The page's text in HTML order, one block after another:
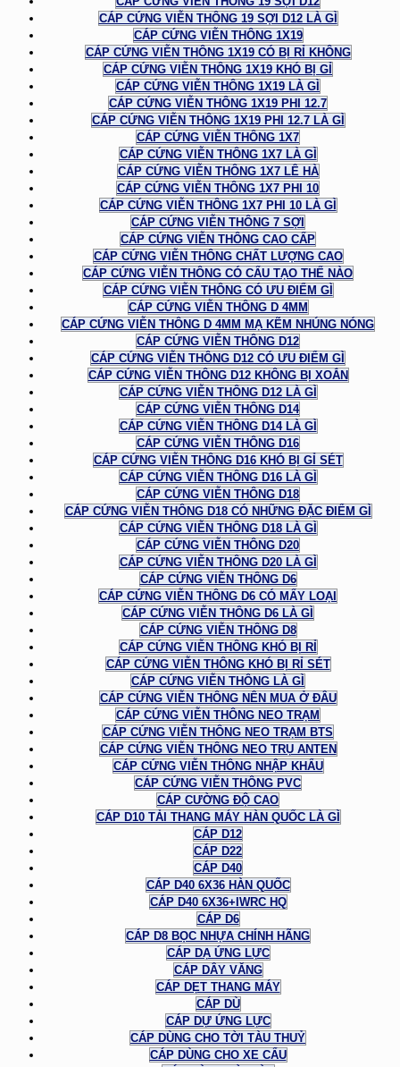
CÁP CỨNG VIỄN THÔNG 19 SỢI D12 LÀ GÌ
CÁP CỨNG VIỄN THÔNG 1X19
CÁP CỨNG VIỄN THÔNG 1X19 CÓ BỊ RỈ KHÔNG
CÁP CỨNG VIỄN THÔNG 1X19 KHÓ BỊ GỈ
CÁP CỨNG VIỄN THÔNG 1X19 LÀ GÌ
CÁP CỨNG VIỄN THÔNG 1X19 PHI 12.7
CÁP CỨNG VIỄN THÔNG 1X19 PHI 12.7 LÀ GÌ
CÁP CỨNG VIỄN THÔNG 1X7
CÁP CỨNG VIỄN THÔNG 1X7 LÀ GÌ
CÁP CỨNG VIỄN THÔNG 1X7 LÊ HÀ
CÁP CỨNG VIỄN THÔNG 1X7 PHI 10
CÁP CỨNG VIỄN THÔNG 1X7 PHI 10 LÀ GÌ
CÁP CỨNG VIỄN THÔNG 7 SỢI
CÁP CỨNG VIỄN THÔNG CAO CẤP
CÁP CỨNG VIỄN THÔNG CHẤT LƯỢNG CAO
CÁP CỨNG VIỄN THÔNG CÓ CẤU TẠO THẾ NÀO
CÁP CỨNG VIỄN THÔNG CÓ ƯU ĐIỂM GÌ
CÁP CỨNG VIỄN THÔNG D 4MM
CÁP CỨNG VIỄN THÔNG D 4MM MẠ KẼM NHÚNG NÓNG
CÁP CỨNG VIỄN THÔNG D12
CÁP CỨNG VIỄN THÔNG D12 CÓ ƯU ĐIỂM GÌ
CÁP CỨNG VIỄN THÔNG D12 KHÔNG BỊ XOẮN
CÁP CỨNG VIỄN THÔNG D12 LÀ GÌ
CÁP CỨNG VIỄN THÔNG D14
CÁP CỨNG VIỄN THÔNG D14 LÀ GÌ
CÁP CỨNG VIỄN THÔNG D16
CÁP CỨNG VIỄN THÔNG D16 KHÓ BỊ GỈ SÉT
CÁP CỨNG VIỄN THÔNG D16 LÀ GÌ
CÁP CỨNG VIỄN THÔNG D18
CÁP CỨNG VIỄN THÔNG D18 CÓ NHỮNG ĐẶC ĐIỂM GÌ
CÁP CỨNG VIỄN THÔNG D18 LÀ GÌ
CÁP CỨNG VIỄN THÔNG D20
CÁP CỨNG VIỄN THÔNG D20 LÀ GÌ
CÁP CỨNG VIỄN THÔNG D6
CÁP CỨNG VIỄN THÔNG D6 CÓ MẤY LOẠI
CÁP CỨNG VIỄN THÔNG D6 LÀ GÌ
CÁP CỨNG VIỄN THÔNG D8
CÁP CỨNG VIỄN THÔNG KHÓ BỊ RỈ
CÁP CỨNG VIỄN THÔNG KHÓ BỊ RỈ SÉT
CÁP CỨNG VIỄN THÔNG LÀ GÌ
CÁP CỨNG VIỄN THÔNG NÊN MUA Ở ĐÂU
CÁP CỨNG VIỄN THÔNG NEO TRẠM
CÁP CỨNG VIỄN THÔNG NEO TRẠM BTS
CÁP CỨNG VIỄN THÔNG NEO TRỤ ANTEN
CÁP CỨNG VIỄN THÔNG NHẬP KHẨU
CÁP CỨNG VIỄN THÔNG PVC
CÁP CƯỜNG ĐỘ CAO
CÁP D10 TẢI THANG MÁY HÀN QUỐC LÀ GÌ
CÁP D12
CÁP D22
CÁP D40
CÁP D40 6X36 HÀN QUỐC
CÁP D40 6X36+IWRC HQ
CÁP D6
CÁP D8 BỌC NHỰA CHÍNH HÃNG
CÁP DẠ ỨNG LỰC
CÁP DÂY VĂNG
CÁP DẸT THANG MÁY
CÁP DÙ
CÁP DỰ ỨNG LỰC
CÁP DÙNG CHO TỜI TÀU THUỶ
CÁP DÙNG CHO XE CẨU